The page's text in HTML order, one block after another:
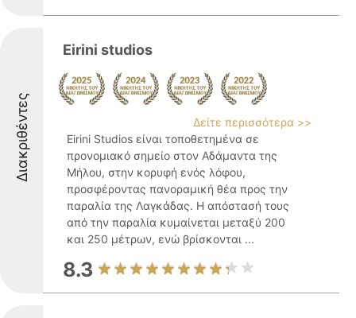
Διακριθέντες
Eirini studios
Δείτε περισσότερα >>
Eirini Studios είναι τοποθετημένα σε
προνομιακό σημείο στον Αδάμαντα της
Μήλου, στην κορυφή ενός λόφου,
προσφέροντας πανοραμική θέα προς την
παραλία της Λαγκάδας. Η απόστασή τους
από την παραλία κυμαίνεται μεταξύ 200
και 250 μέτρων, ενώ βρίσκονται ...
8.3